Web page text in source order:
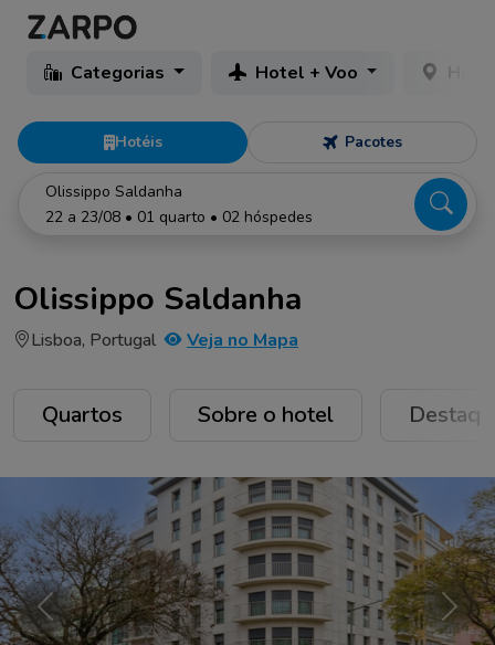
Categorias Hotel + Voo
Hotéis Pacotes
Olissippo Saldanha
22 a 23/08 • 01 quarto • 02 hóspedes
Olissippo Saldanha
Lisboa, Portugal Veja no Mapa
Quartos Sobre o hotel
Anterior